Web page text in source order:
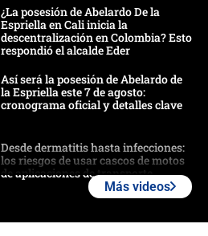
¿La posesión de Abelardo De la
Espriella en Cali inicia la
descentralización en Colombia? Esto
respondió el alcalde Eder
Así será la posesión de Abelardo de
la Espriella este 7 de agosto:
cronograma oficial y detalles clave
Desde dermatitis hasta infecciones:
los riesgos de usar cascos de motos
de aplicaciones de transporte
celular? Requisitos, pasos y
Más videos